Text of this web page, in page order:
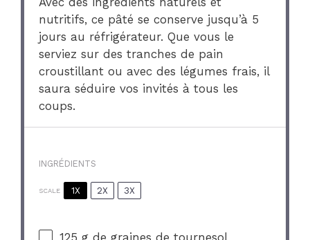
nutritifs, ce pâté se conserve jusqu’à 5
jours au réfrigérateur. Que vous le
serviez sur des tranches de pain
croustillant ou avec des légumes frais, il
saura séduire vos invités à tous les
coups.
INGRÉDIENTS
SCALE 1X 2X 3X
125 g de graines de tournesol